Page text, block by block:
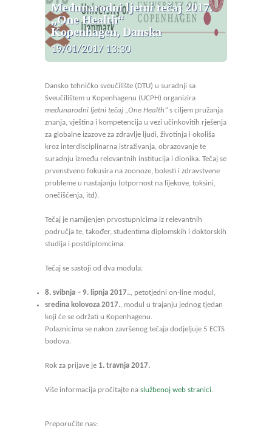
Međunarodni ljetni tečaj 2017.
„One Health“
Kopenhagen, Danska
19/01/2017 13:30
Dansko tehničko sveučilište (DTU) u suradnji sa
Sveučilištem u Kopenhagenu (UCPH) organizira
međunarodni ljetni tečaj „One Health“ s ciljem pružanja
znanja, vještina i kompetencija u vezi učinkovitih rješenja
za globalne izazove za zdravlje ljudi, životinja i okoliša
kroz interdisciplinarna istraživanja, obrazovanje te
suradnju između relevantnih institucija i dionika. Tečaj se
prvenstveno fokusira na zoonoze, bolesti i zdravstvene
probleme u nastajanju (otpornost na lijekove, toksini,
onečišćenja, itd).
Tečaj je namijenjen prvostupnicima iz relevantnih
područja te, također, studentima diplomskih i doktorskih
studija i postdiplomcima.
Tečaj se sastoji od dva modula:
8. svibnja – 9. lipnja 2017.., petotjedni on-line modul,
sredina kolovoza 2017., modul u trajanju jednog tjedan
koji će se održati u Kopenhagenu.
Polaznicima se nakon završenog tečaja dodjeljuje 5 ECTS
bodova.
Rok za prijave je 1. travnja 2017.
Više informacija pročitajte na službenoj web stranici.
Preporučite nas: